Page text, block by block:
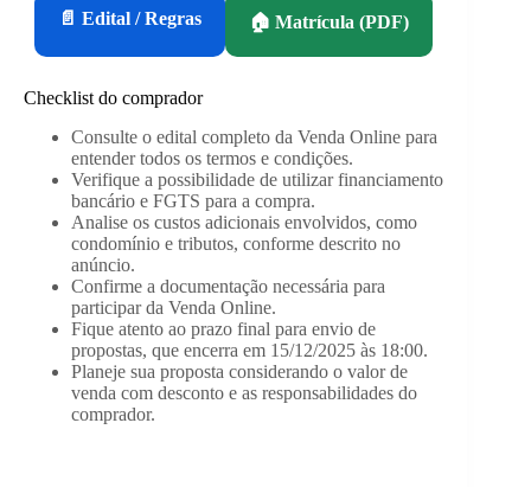
📄 Edital / Regras 🏠 Matrícula (PDF)
Checklist do comprador
Consulte o edital completo da Venda Online para
entender todos os termos e condições.
Verifique a possibilidade de utilizar financiamento
bancário e FGTS para a compra.
Analise os custos adicionais envolvidos, como
condomínio e tributos, conforme descrito no
anúncio.
Confirme a documentação necessária para
participar da Venda Online.
Fique atento ao prazo final para envio de
propostas, que encerra em 15/12/2025 às 18:00.
Planeje sua proposta considerando o valor de
venda com desconto e as responsabilidades do
comprador.